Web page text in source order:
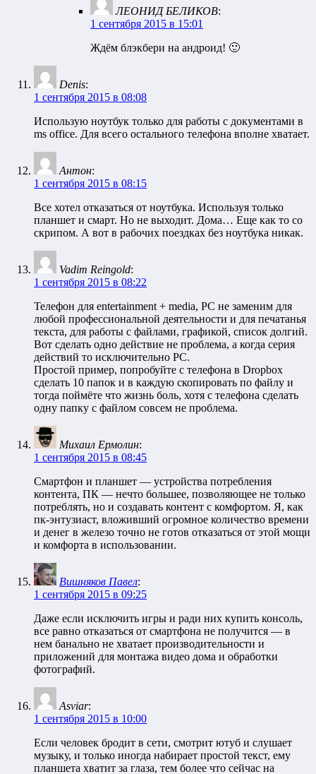
ЛЕОНИД БЕЛИКОВ:
1 сентября 2015 в 15:01
Ждём блэкбери на андроид! 🙂
Denis:
1 сентября 2015 в 08:08
Использую ноутбук только для работы с документами в
ms office. Для всего остального телефона вполне хватает.
Антон:
1 сентября 2015 в 08:15
Все хотел отказаться от ноутбука. Используя только
планшет и смарт. Но не выходит. Дома… Еще как то со
скрипом. А вот в рабочих поездках без ноутбука никак.
Vadim Reingold:
1 сентября 2015 в 08:22
Телефон для entertainment + media, PC не заменим для
любой профессиональной деятельности и для печатанья
текста, для работы с файлами, графикой, список долгий.
Вот сделать одно действие не проблема, а когда серия
действий то исключительно PC.
Простой пример, попробуйте с телефона в Dropbox
сделать 10 папок и в каждую скопировать по файлу и
тогда поймёте что жизнь боль, хотя с телефона сделать
одну папку с файлом совсем не проблема.
Михаил Ермолин:
1 сентября 2015 в 08:45
Смартфон и планшет — устройства потребления
контента, ПК — нечто большее, позволяющее не только
потреблять, но и создавать контент с комфортом. Я, как
пк-энтузиаст, вложивший огромное количество времени
и денег в железо точно не готов отказаться от этой мощи
и комфорта в использовании.
Вишняков Павел:
1 сентября 2015 в 09:25
Даже если исключить игры и ради них купить консоль,
все равно отказаться от смартфона не получится — в
нем банально не хватает производительности и
приложений для монтажа видео дома и обработки
фотографий.
Asviar:
1 сентября 2015 в 10:00
Если человек бродит в сети, смотрит ютуб и слушает
музыку, и только иногда набирает простой текст, ему
планшета хватит за глаза, тем более что сейчас на